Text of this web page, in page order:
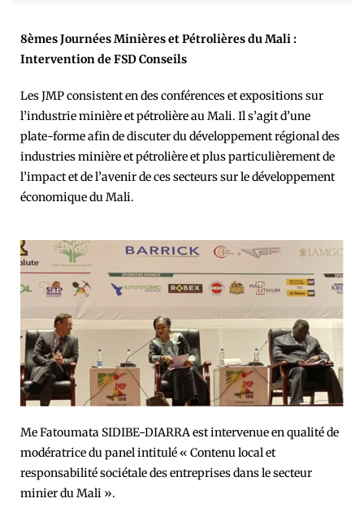
8èmes Journées Minières et Pétrolières du Mali :
Intervention de FSD Conseils
Les JMP consistent en des conférences et expositions sur
l’industrie minière et pétrolière au Mali. Il s’agit d’une
plate-forme afin de discuter du développement régional des
industries minière et pétrolière et plus particulièrement de
l’impact et de l’avenir de ces secteurs sur le développement
économique du Mali.
Me Fatoumata SIDIBE-DIARRA est intervenue en qualité de
modératrice du panel intitulé « Contenu local et
responsabilité sociétale des entreprises dans le secteur
minier du Mali ».